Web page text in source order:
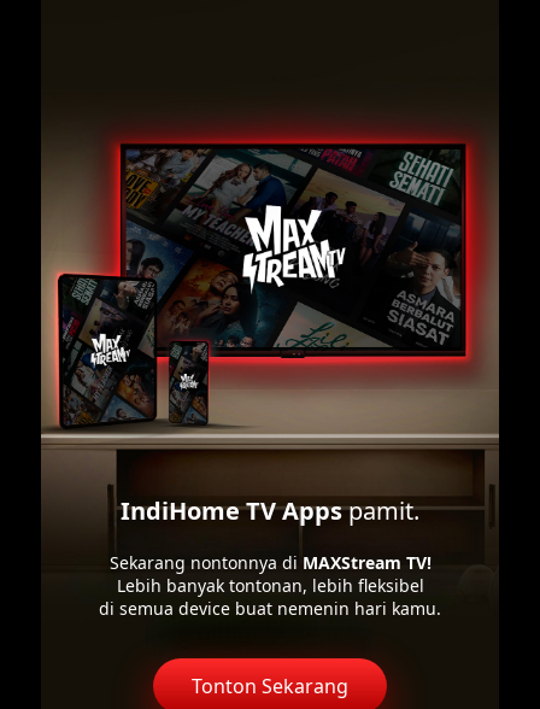
IndiHome TV Appspamit.
Sekarang nontonnya di MAXStream TV!
Lebih banyak tontonan, lebih fleksibel
di semua device buat nemenin hari kamu.
Tonton Sekarang